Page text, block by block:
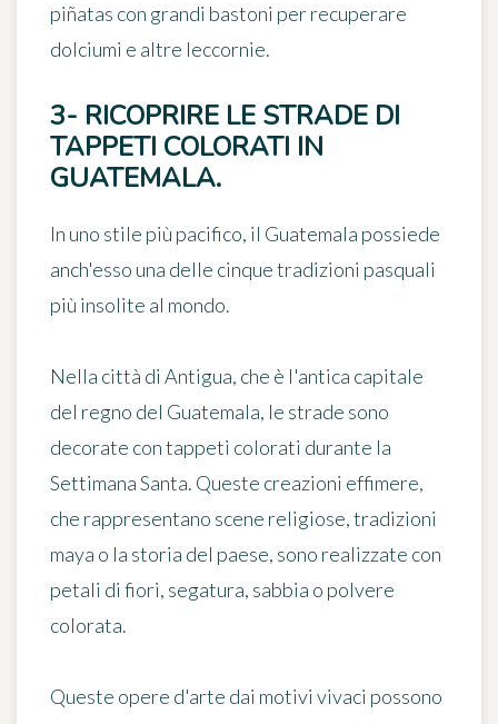
piñatas con grandi bastoni per recuperare
dolciumi e altre leccornie.
3- RICOPRIRE LE STRADE DI
TAPPETI COLORATI IN
GUATEMALA.
In uno stile più pacifico, il Guatemala possiede
anch'esso una delle cinque tradizioni pasquali
più insolite al mondo.
Nella città di Antigua, che è l'antica capitale
del regno del Guatemala, le strade sono
decorate con tappeti colorati durante la
Settimana Santa. Queste creazioni effimere,
che rappresentano scene religiose, tradizioni
maya o la storia del paese, sono realizzate con
petali di fiori, segatura, sabbia o polvere
colorata.
Queste opere d'arte dai motivi vivaci possono